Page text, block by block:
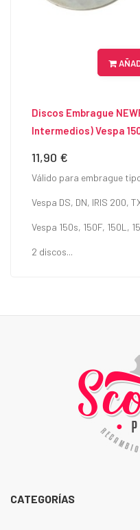
Discos Embrague
Intermedios) Vespa
Precio
11,90 €
Válido para embrague
Vespa DS, DN, IRIS 200,
Vespa 150s, 150F, 150L,
2 discos...
CATEGORÍAS